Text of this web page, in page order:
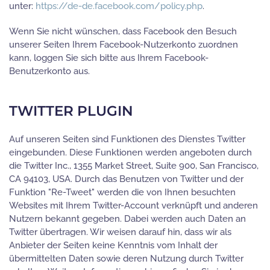
unter: https://de-de.facebook.com/policy.php.
Wenn Sie nicht wünschen, dass Facebook den Besuch
unserer Seiten Ihrem Facebook-Nutzerkonto zuordnen
kann, loggen Sie sich bitte aus Ihrem Facebook-
Benutzerkonto aus.
TWITTER PLUGIN
Auf unseren Seiten sind Funktionen des Dienstes Twitter
eingebunden. Diese Funktionen werden angeboten durch
die Twitter Inc., 1355 Market Street, Suite 900, San Francisco,
CA 94103, USA. Durch das Benutzen von Twitter und der
Funktion "Re-Tweet" werden die von Ihnen besuchten
Websites mit Ihrem Twitter-Account verknüpft und anderen
Nutzern bekannt gegeben. Dabei werden auch Daten an
Twitter übertragen. Wir weisen darauf hin, dass wir als
Anbieter der Seiten keine Kenntnis vom Inhalt der
übermittelten Daten sowie deren Nutzung durch Twitter